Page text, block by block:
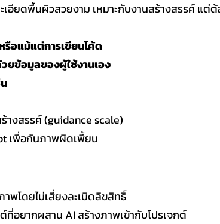
เอียดพื้นผิวสวยงาม เหมาะกับงานสร้างสรรค์ แต่
รือแม้แต่การเขียนโค้ด
ยข้อมูลของผู้ใช้งานเอง
างสรรค์ (guidance scale)
เพื่อกันภาพผิดเพี้ยน
พโดยไม่เสี่ยงละเมิดลิขสิทธิ์
อยากผสาน AI สร้างภาพเข้ากับโปรเจกต์